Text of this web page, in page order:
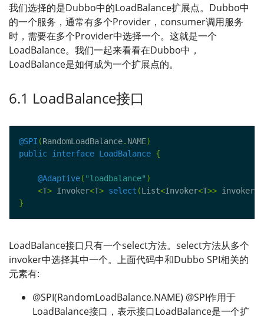
我们选择的是Dubbo中的LoadBalance扩展点。Dubbo中
的一个服务，通常有多个Provider，consumer调用服务
时，需要在多个Provider中选择一个。这就是一个
LoadBalance。我们一起来看看在Dubbo中，
LoadBalance是如何成为一个扩展点的。
6.1 LoadBalance接口
@SPI (RandomLoadBalance. NAME)
public interface LoadBalance {
@Adaptive( "loadbalance" )
<T> Invoker<T> select (List<Invoker<T>> invokers
}
LoadBalance接口只有一个select方法。select方法从多个
invoker中选择其中一个。上面代码中和Dubbo SPI相关的
元素有:
@SPI(RandomLoadBalance.NAME) @SPI作用于
LoadBalance接口，表示接口LoadBalance是一个扩